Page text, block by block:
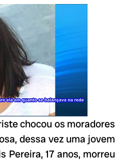
chocou os moradores
dessa vez uma jovem
Pereira, 17 anos, morreu